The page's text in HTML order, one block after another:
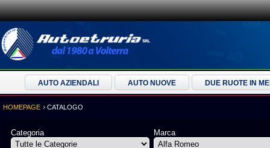
AUTO AZIENDALI AUTO NUOVE DUE RUOTE IN
HOMEPAGE CATALOGO
Categoria Marca